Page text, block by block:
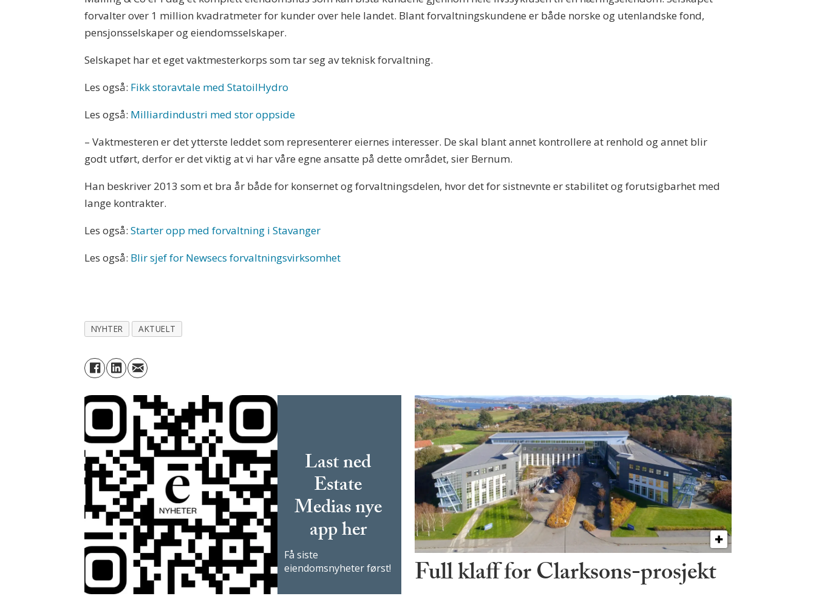
forvalter over 1 million kvadratmeter for kunder over hele landet. Blant forvaltningskundene er både norske og utenlandske fond,
pensjonsselskaper og eiendomsselskaper.
Selskapet har et eget vaktmesterkorps som tar seg av teknisk forvaltning.
Les også: Fikk storavtale med StatoilHydro
Les også: Milliardindustri med stor oppside
– Vaktmesteren er det ytterste leddet som representerer eiernes interesser. De skal blant annet kontrollere at renhold og annet blir
godt utført, derfor er det viktig at vi har våre egne ansatte på dette området, sier Bernum.
Han beskriver 2013 som et bra år både for konsernet og forvaltningsdelen, hvor det for sistnevnte er stabilitet og forutsigbarhet med
lange kontrakter.
Les også:Starter opp med forvaltning i Stavanger
Les også: Blir sjef for Newsecs forvaltningsvirksomhet
NYHTER AKTUELT
Last ned
Estate
Medias nye
app her
Få siste
eiendomsnyheter først!
Full klaff for Clarksons-prosjekt